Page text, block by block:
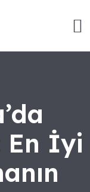
En İyi